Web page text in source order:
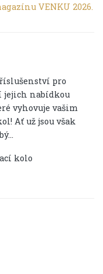
pro
jejich nabídkou
vyhovuje vašim
Ať už jsou však
VENKU 2026.